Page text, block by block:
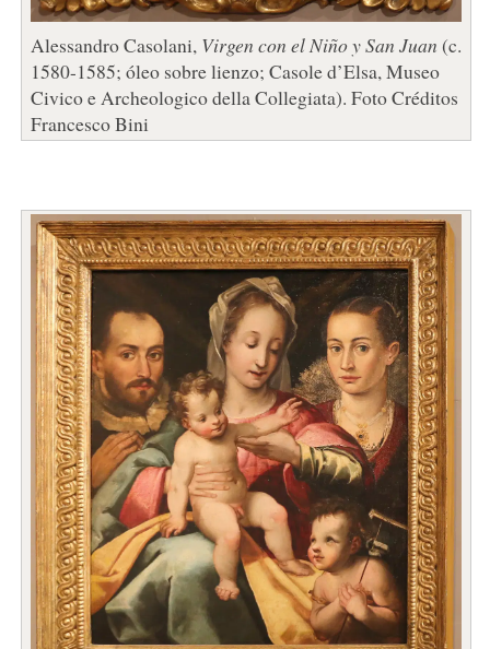
Alessandro Casolani, Virgen con el Niño y San Juan (c.
1580-1585; óleo sobre lienzo; Casole d’Elsa, Museo
Civico e Archeologico della Collegiata). Foto Créditos
Francesco Bini